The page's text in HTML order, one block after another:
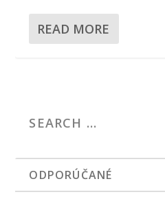
READ MORE
ODPORÚČANÉ